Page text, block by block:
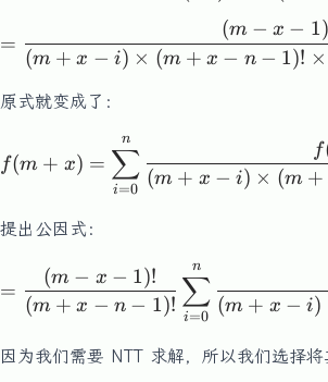
=
(m + x − i) × (m + x − n − 1)! ×
(m − x − 1
原式就变成了：
f(m+x)
f(m + x) =
i=0
∑
n
(m + x − i) × (m +
f
提出公因式：
=
=
(m + x − n − 1)!
(m − x − 1)!
i=0
∑
n
(m + x − i)
因为我们需要 NTT 求解，所以我们选择将